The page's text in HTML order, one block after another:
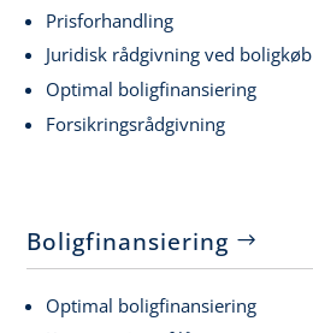
Prisforhandling
Juridisk rådgivning ved boligkøb
Optimal boligfinansiering
Forsikringsrådgivning
Boligfinansiering
Optimal boligfinansiering